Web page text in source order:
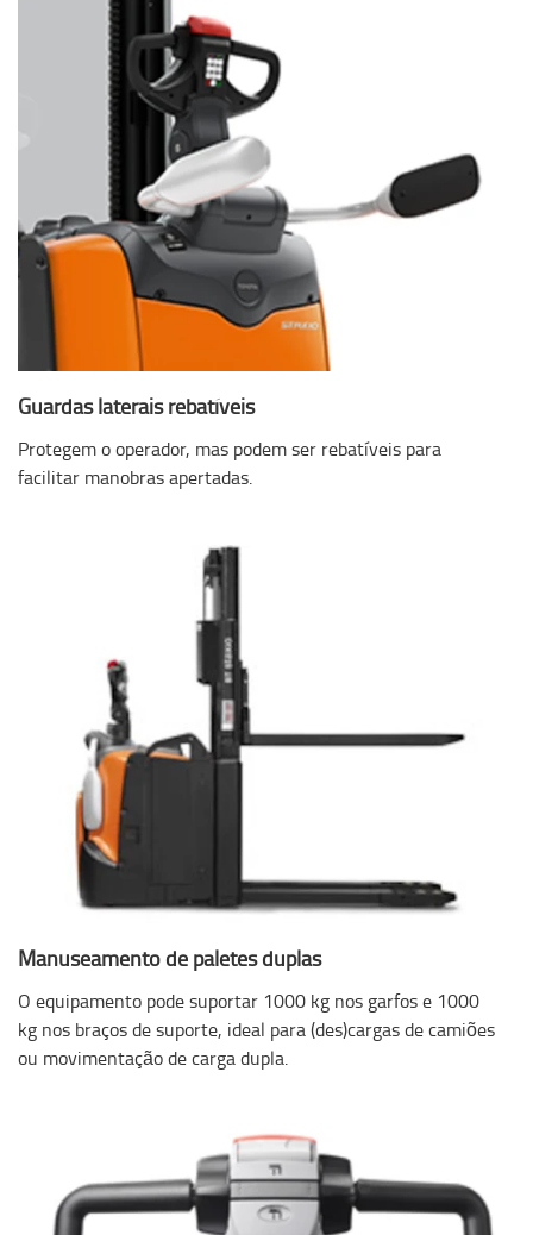
Guardas laterais rebatíveis
Protegem o operador, mas podem ser rebatíveis para
facilitar manobras apertadas.
Manuseamento de paletes duplas
O equipamento pode suportar 1000 kg nos garfos e 1000
kg nos braços de suporte, ideal para (des)cargas de camiões
ou movimentação de carga dupla.